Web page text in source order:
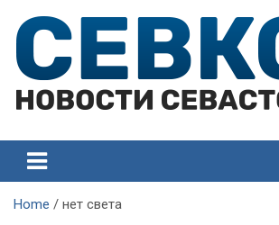
content
Севастополя
Севастополя
Home нет света